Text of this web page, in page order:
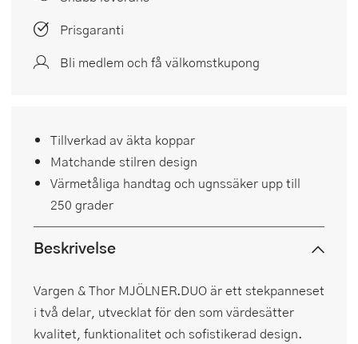
Prisgaranti
Bli medlem och få välkomstkupong
Tillverkad av äkta koppar
Matchande stilren design
Värmetåliga handtag och ugnssäker upp till
250 grader
Beskrivelse
Vargen & Thor MJÖLNER.DUO är ett stekpanneset
i två delar, utvecklat för den som värdesätter
kvalitet, funktionalitet och sofistikerad design.